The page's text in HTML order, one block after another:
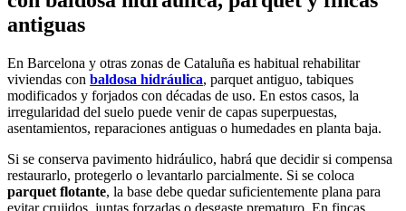
antiguas
En Barcelona y otras zonas de Cataluña es habitual rehabilitar
viviendas con baldosa hidráulica, parquet antiguo, tabiques
modificados y forjados con décadas de uso. En estos casos, la
irregularidad del suelo puede venir de capas superpuestas,
asentamientos, reparaciones antiguas o humedades en planta baja.
Si se conserva pavimento hidráulico, habrá que decidir si compensa
restaurarlo, protegerlo o levantarlo parcialmente. Si se coloca
parquet flotante, la base debe quedar suficientemente plana para